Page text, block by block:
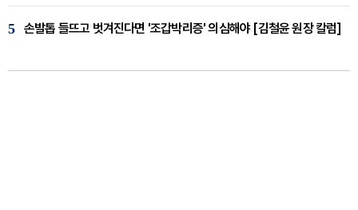
5 손발톱 들뜨고 벗겨진다면 '조갑박리증' 의심해야 [김철윤 원장 칼럼]